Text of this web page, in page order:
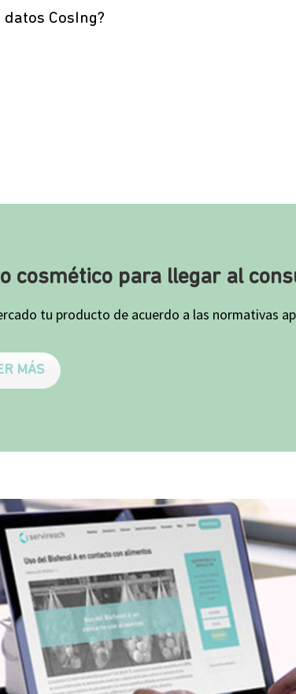
CosIng?
cosmético para llegar al
tu producto de acuerdo a las normativas
MÁS